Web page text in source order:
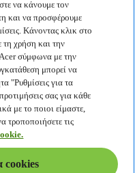
να κάνουμε τον
και να προσφέρουμε
Κάνοντας κλικ στο
χρήση και την
σύμφωνα με την
μπορεί να
"Ρυθμίσεις για τα
σας για κάθε
με το ποιοι είμαστε,
τροποποιήσετε τις
cookies